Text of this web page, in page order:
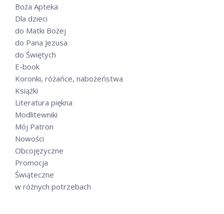
Boża Apteka
Dla dzieci
do Matki Bożej
do Pana Jezusa
do Świętych
E-book
Koronki, różańce, nabożeństwa
Książki
Literatura piękna
Modlitewniki
Mój Patron
Nowości
Obcojęzyczne
Promocja
Świąteczne
w różnych potrzebach